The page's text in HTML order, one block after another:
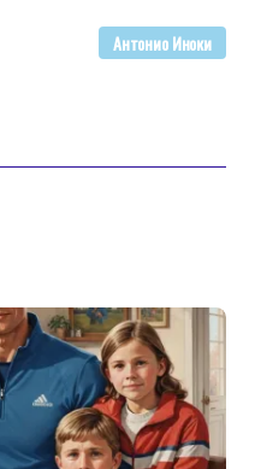
Антонио Иноки